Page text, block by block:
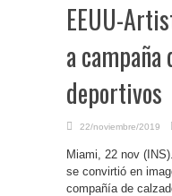
EEUU-
a campaña
deportivos
22/noviembre/2019
Miami, 22 nov
se convirtió en
compañía de